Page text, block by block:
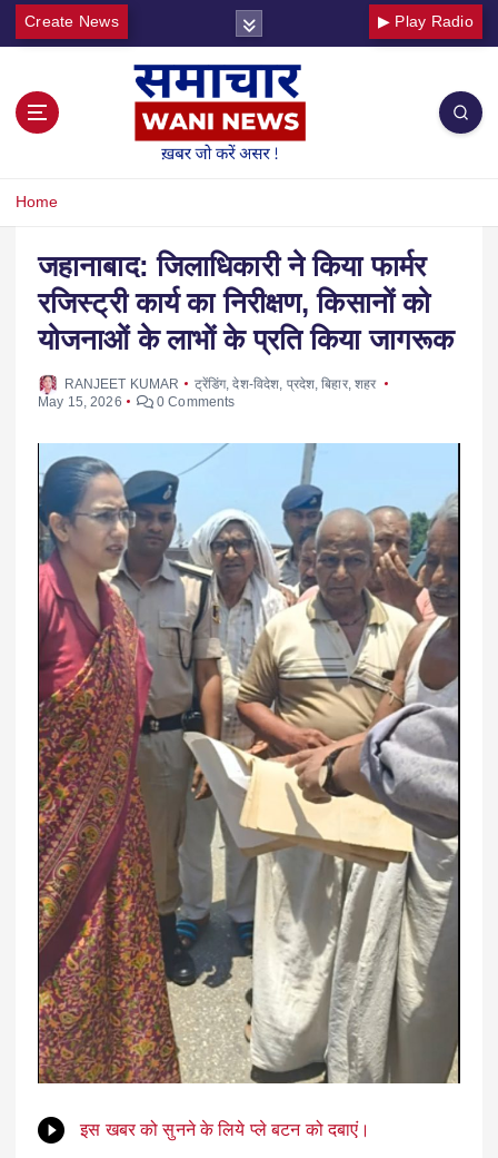
Create News ▶ Play Radio
Home
जहानाबाद: जिलाधिकारी ने किया फार्मर
रजिस्ट्री कार्य का निरीक्षण, किसानों को
योजनाओं के लाभों के प्रति किया जागरूक
RANJEET KUMAR ट्रेंडिंग,देश-विदेश प्रदेश ,बिहार,शहर
May 15, 2026
0 Comments
इस खबर को सुनने के लिये प्ले बटन को दबाएं।